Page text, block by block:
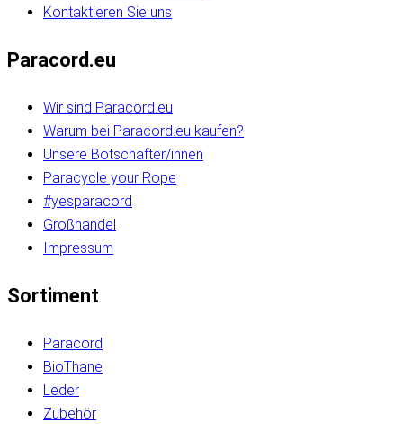
Kontaktieren Sie uns
Paracord.eu
Wir sind Paracord.eu
Warum bei Paracord.eu kaufen?
Unsere Botschafter/innen
Paracycle your Rope
#yesparacord
Großhandel
Impressum
Sortiment
Paracord
BioThane
Leder
Zubehör